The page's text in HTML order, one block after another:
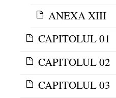
ANEXA XIII
CAPITOLUL 01
CAPITOLUL 02
CAPITOLUL 03